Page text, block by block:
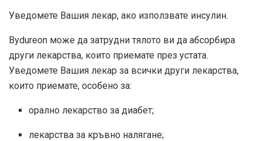
Уведомете Вашия лекар, ако използвате инсулин.
Bydureon може да затрудни тялото ви да абсорбира
други лекарства, които приемате през устата.
Уведомете Вашия лекар за всички други лекарства,
които приемате, особено за:
орално лекарство за диабет;
лекарства за кръвно налягане;